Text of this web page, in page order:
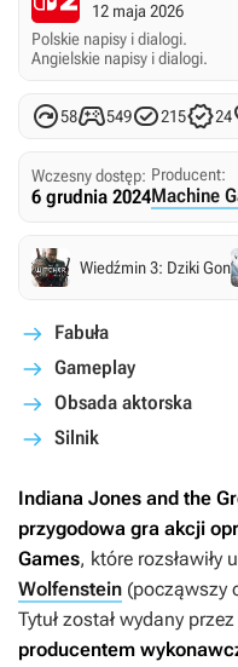
12 maja 2026
Polskie napisy i dialogi.
Angielskie napisy i dialogi.
5854921524
Wczesny dostęp:
6 grudnia 2024
Producent:
Machine
Wiedźmin 3: Dziki Gon
Fabuła
Gameplay
Obsada aktorska
Silnik
Indiana Jones and the
przygodowa gra akcji
Games, które rozsławiły
Wolfenstein (począwszy
Tytuł został wydany
producentem